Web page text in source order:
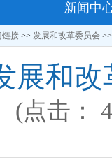
新闻中
链接 >> 发展和改革委员会
展和
(点击：